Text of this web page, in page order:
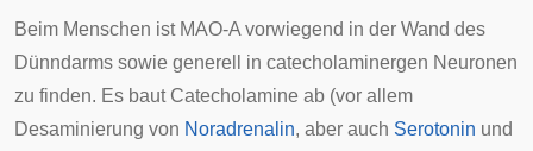
Beim Menschen ist MAO-A vorwiegend in der Wand des
Dünndarms sowie generell in catecholaminergen Neuronen
zu finden. Es baut Catecholamine ab (vor allem
Desaminierung von Noradrenalin, aber auch Serotonin und